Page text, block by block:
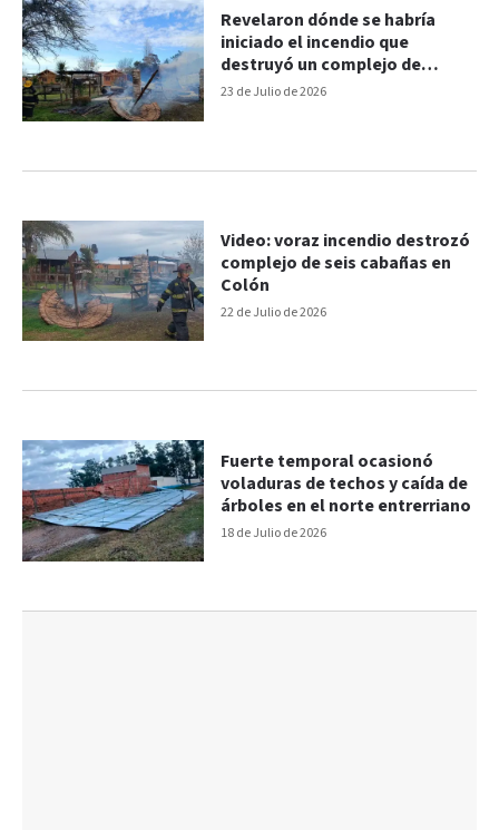
23 de Julio de 2026
Revelaron dónde se habría
iniciado el incendio que
destruyó un complejo de
cabañas
22 de Julio de 2026
Video: voraz incendio destrozó
complejo de seis cabañas en
Colón
18 de Julio de 2026
Fuerte temporal ocasionó
voladuras de techos y caída de
árboles en el norte entrerriano